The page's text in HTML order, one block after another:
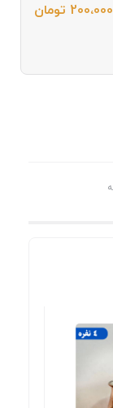
200،000 تومان